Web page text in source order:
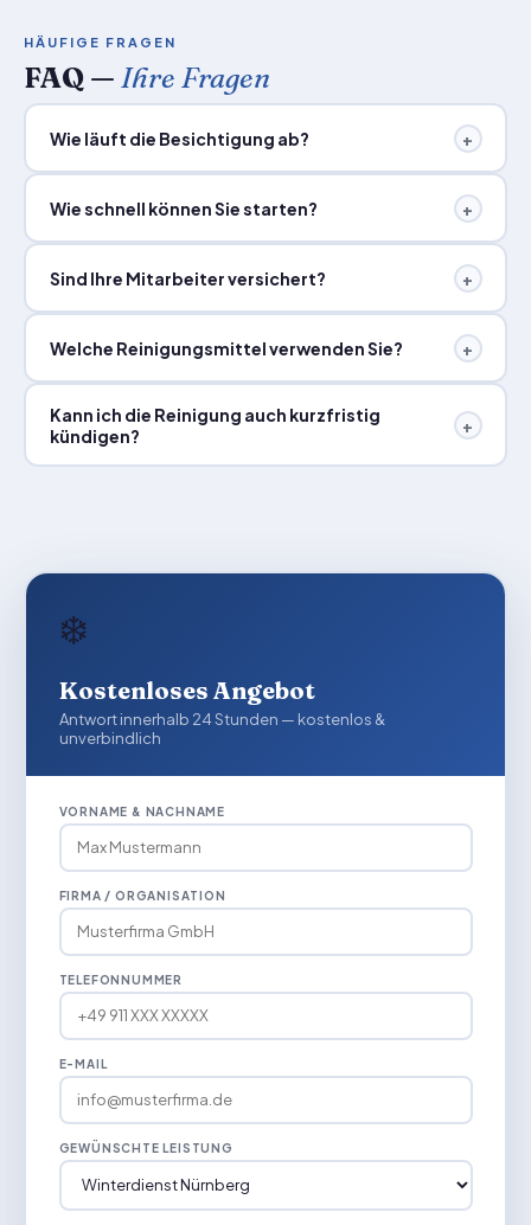
HÄUFIGE FRAGEN
FAQ — Ihre Fragen
Wie läuft die Besichtigung ab? +
Wie schnell können Sie starten? +
Sind Ihre Mitarbeiter versichert? +
Welche Reinigungsmittel verwenden Sie? +
Kann ich die Reinigung auch kurzfristig
kündigen?
+
❄️
Kostenloses Angebot
Antwort innerhalb 24 Stunden — kostenlos &
unverbindlich
VORNAME & NACHNAME
FIRMA / ORGANISATION
TELEFONNUMMER
E-MAIL
GEWÜNSCHTE LEISTUNG